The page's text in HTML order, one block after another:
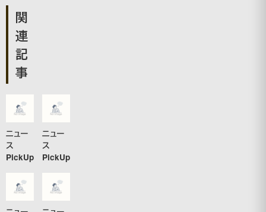
関
連
記
事
ニュー
ス
PickUp
ニュー
ス
PickUp